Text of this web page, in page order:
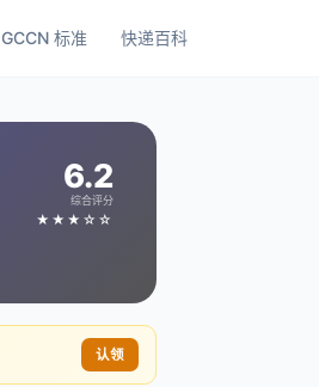
GCCN 标准 快递百科
6.2
综合评分
★★★☆☆
认领